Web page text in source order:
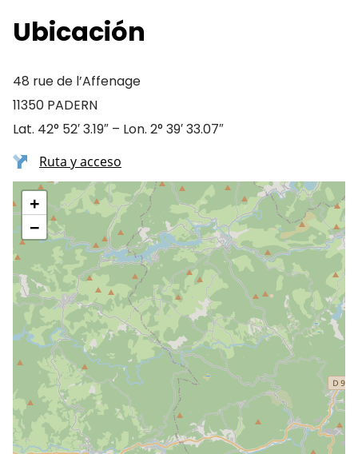
Ubicación
48 rue de l’Affenage
11350 PADERN
Lat. 42° 52′ 3.19″ – Lon. 2° 39′ 33.07″
Ruta y acceso
+
−